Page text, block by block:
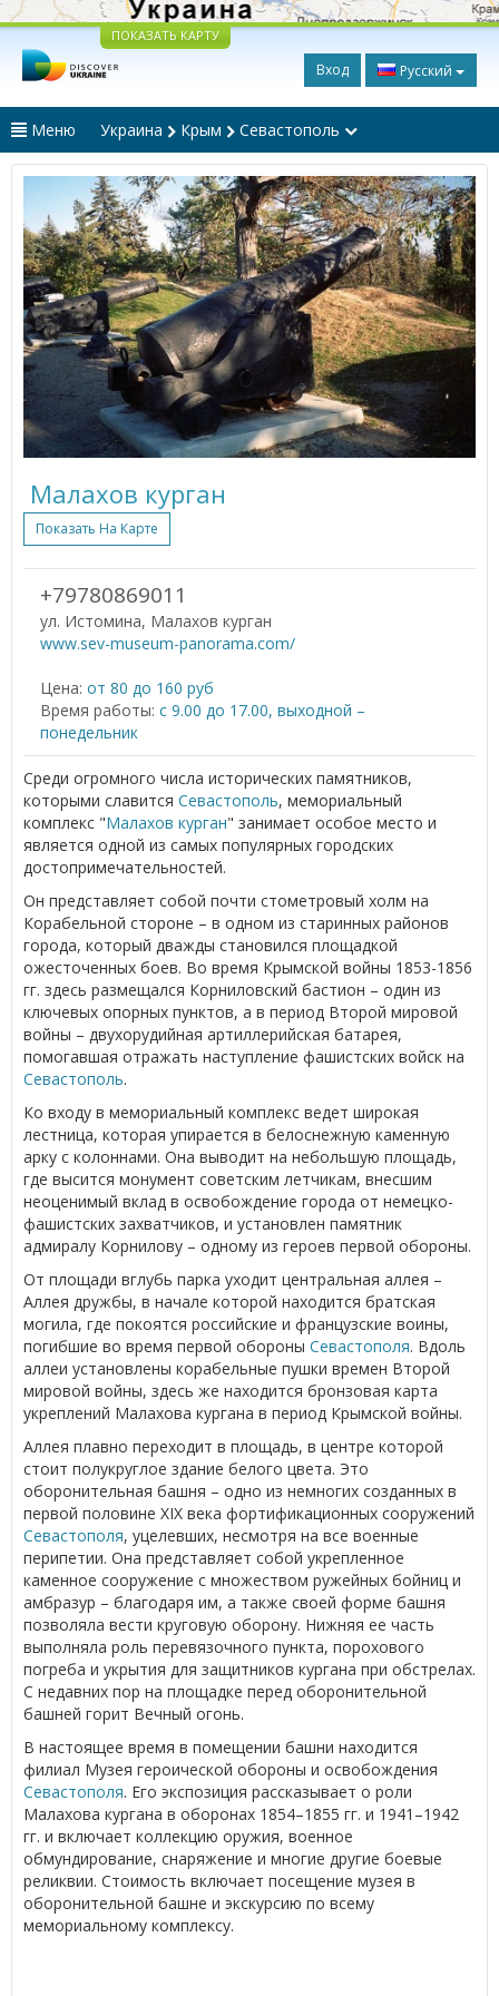
ПОКАЗАТЬ КАРТУ
Вход Русский
Меню Украина Крым Севастополь
Малахов курган
Показать На Карте
+79780869011
ул. Истомина, Малахов курган
www.sev-museum-panorama.com/
Цена: от 80 до 160 руб
Время работы: с 9.00 до 17.00, выходной –
понедельник
Среди огромного числа исторических памятников,
которыми славится Севастополь, мемориальный
комплекс "Малахов курган" занимает особое место и
является одной из самых популярных городских
достопримечательностей.
Он представляет собой почти стометровый холм на
Корабельной стороне – в одном из старинных районов
города, который дважды становился площадкой
ожесточенных боев. Во время Крымской войны 1853-1856
гг. здесь размещался Корниловский бастион – один из
ключевых опорных пунктов, а в период Второй мировой
войны – двухорудийная артиллерийская батарея,
помогавшая отражать наступление фашистских войск на
Севастополь.
Ко входу в мемориальный комплекс ведет широкая
лестница, которая упирается в белоснежную каменную
арку с колоннами. Она выводит на небольшую площадь,
где высится монумент советским летчикам, внесшим
неоценимый вклад в освобождение города от немецко-
фашистских захватчиков, и установлен памятник
адмиралу Корнилову – одному из героев первой обороны.
От площади вглубь парка уходит центральная аллея –
Аллея дружбы, в начале которой находится братская
могила, где покоятся российские и французские воины,
погибшие во время первой обороны Севастополя. Вдоль
аллеи установлены корабельные пушки времен Второй
мировой войны, здесь же находится бронзовая карта
укреплений Малахова кургана в период Крымской войны.
Аллея плавно переходит в площадь, в центре которой
стоит полукруглое здание белого цвета. Это
оборонительная башня – одно из немногих созданных в
первой половине XIX века фортификационных сооружений
Севастополя, уцелевших, несмотря на все военные
перипетии. Она представляет собой укрепленное
каменное сооружение с множеством ружейных бойниц и
амбразур – благодаря им, а также своей форме башня
позволяла вести круговую оборону. Нижняя ее часть
выполняла роль перевязочного пункта, порохового
погреба и укрытия для защитников кургана при обстрелах.
С недавних пор на площадке перед оборонительной
башней горит Вечный огонь.
В настоящее время в помещении башни находится
филиал Музея героической обороны и освобождения
Севастополя. Его экспозиция рассказывает о роли
Малахова кургана в оборонах 1854–1855 гг. и 1941–1942
гг. и включает коллекцию оружия, военное
обмундирование, снаряжение и многие другие боевые
реликвии. Стоимость включает посещение музея в
оборонительной башне и экскурсию по всему
мемориальному комплексу.